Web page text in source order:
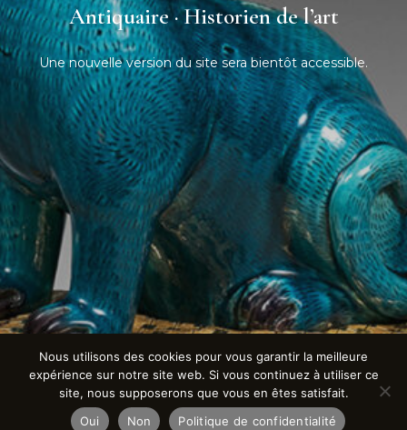
Antiquaire · Historien de l’art
Une nouvelle version du site sera bientôt accessible.
Nous utilisons des cookies pour vous garantir la meilleure
expérience sur notre site web. Si vous continuez à utiliser ce
site, nous supposerons que vous en êtes satisfait.
Oui
Non Politique de confidentialité